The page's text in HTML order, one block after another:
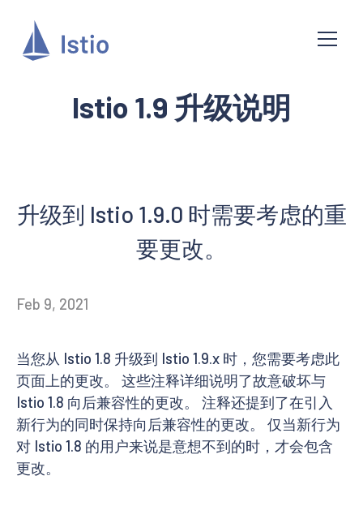
Istio 1.9 升级说明
升级到 Istio 1.9.0 时需要考虑的重
要更改。
Feb 9, 2021
当您从 Istio 1.8 升级到 Istio 1.9.x 时，您需要考虑此
页面上的更改。 这些注释详细说明了故意破坏与
Istio 1.8 向后兼容性的更改。 注释还提到了在引入
新行为的同时保持向后兼容性的更改。 仅当新行为
对 Istio 1.8 的用户来说是意想不到的时，才会包含
更改。